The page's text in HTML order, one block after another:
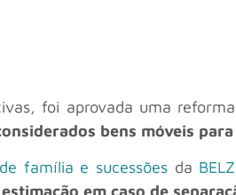
foi aprovada uma
bens móveis
família e sucessões da